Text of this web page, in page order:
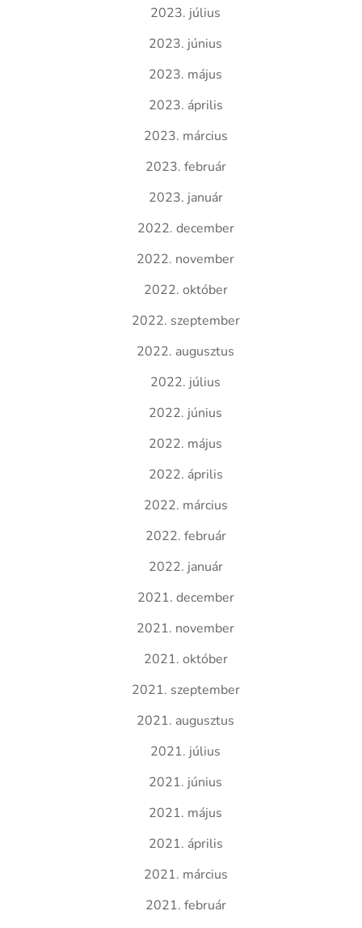
2023. július
2023. június
2023. május
2023. április
2023. március
2023. február
2023. január
2022. december
2022. november
2022. október
2022. szeptember
2022. augusztus
2022. július
2022. június
2022. május
2022. április
2022. március
2022. február
2022. január
2021. december
2021. november
2021. október
2021. szeptember
2021. augusztus
2021. július
2021. június
2021. május
2021. április
2021. március
2021. február